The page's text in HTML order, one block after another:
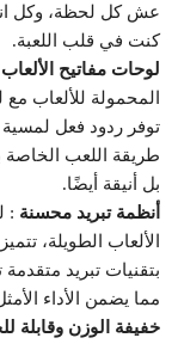
عش كل لحظة، وكل
كنت في قلب اللعبة.
لوحات مفاتيح
المحمولة للألعاب
طريقة اللعب
بل أنيقة أيضًا.
أنظمة تبريد محسنة :
الألعاب الطويلة،
بتقنيات تبريد
مما يضمن الأداء
خفيفة الوزن وقابلة